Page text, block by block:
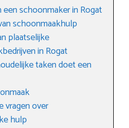
schoonmaker in Rogat
schoonmaakhulp
plaatselijke
in Rogat
taken doet een
vragen over
hulp